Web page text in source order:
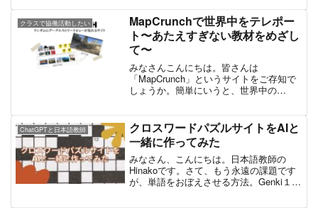
クラスで協働活動したい
MapCrunchで世界中をテレポー
ト〜あたえすぎない教材をめざし
て〜
みなさんこんにちは。皆さんは
「MapCrunch」というサイトをご存知で
しょうか。簡単にいうと、世界中の
構、対面でもオンラインでも、日本語の
授業で色々使えたのでご...
ChatGPTと日本語教師
クロスワードパズルサイトをAIと
一緒に作ってみた
みなさん、こんにちは。日本語教師の
Hinakoです。さて、もう永遠の課題です
が、単語をおぼえさせる方法。Genki１と